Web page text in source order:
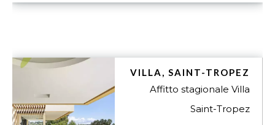
VILLA, SAINT-TROPEZ
Affitto stagionale Villa
Saint-Tropez